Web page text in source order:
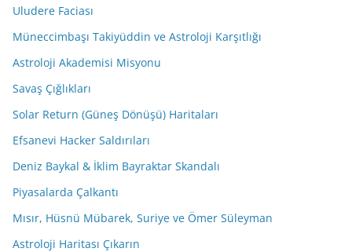
Uludere Faciası
Müneccimbaşı Takiyüddin ve Astroloji Karşıtlığı
Astroloji Akademisi Misyonu
Savaş Çığlıkları
Solar Return (Güneş Dönüşü) Haritaları
Efsanevi Hacker Saldırıları
Deniz Baykal & İklim Bayraktar Skandalı
Piyasalarda Çalkantı
Mısır, Hüsnü Mübarek, Suriye ve Ömer Süleyman
Astroloji Haritası Çıkarın